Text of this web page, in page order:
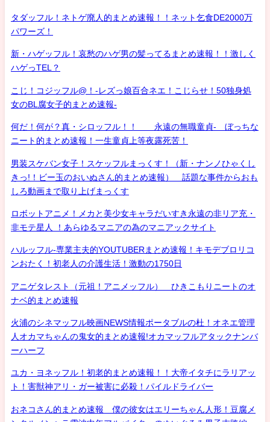
タダッフル！ネトゲ廃人的まとめ速報！！ネット乞食DE2000万
パワーズ！
新・ハゲッフル！哀愁のハゲ男の髪ってるまとめ速報！！激しく
ハゲっTEL？
こじ！コジッフル@！-レズっ娘百合ネエ！こじらせ！50独身処
女のBL腐女子的まとめ速報-
何だ！何が？真・シロッフル！！ 永遠の無職童貞- ぼっちな
ニート的まとめ速報！一生童貞上等夜露死苦！
男装スケバン女子！スケッフルまっくす！（新・ナンノひゃくし
きっ!！ビー玉のおいぬさん的まとめ速報） 話題な事件からおも
しろ動画まで取り上げまっくす
ロボットアニメ！メカと美少女キャラだいすき永遠の非リア充・
非モテ星人 ！あらゆるマニアの為のマニアックサイト
ハルッフル-専業主夫的YOUTUBERまとめ速報！キモデブロリコ
ンおたく！初老人の介護生活！激動の1750日
アニゲタレスト（元祖！アニメッフル） ひきこもりニートのオ
ナベ的まとめ速報
火浦のシネマッフル映画NEWS情報ポータブルの杜！オネエ管理
人オカマちゃんの鬼女的まとめ速報!オカマッフルアタックナンバ
ーハーフ
ユカ・ヨネッフル！初老的まとめ速報！！大帝イタチにラリアッ
ト！害獣神アリ・ガー被害に必殺！パイルドライバー
おネコさん的まとめ速報 僕の彼女はエリーちゃん人形！豆腐メ